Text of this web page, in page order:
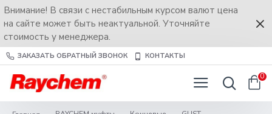
Внимание! В связи с нестабильным курсом валют цена
на сайте может быть неактуальной. Уточняйте
стоимость у менеджера.
ЗАКАЗАТЬ ОБРАТНЫЙ ЗВОНОК КОНТАКТЫ
0